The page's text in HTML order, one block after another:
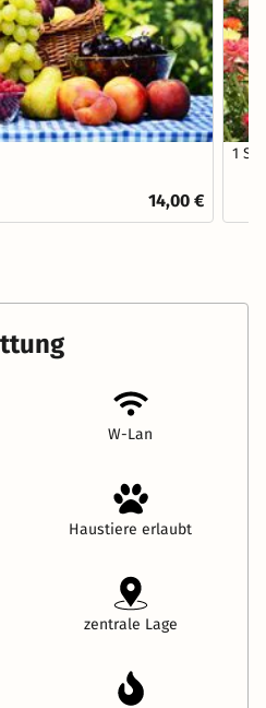
14,00 €
1
W-Lan
Haustiere erlaubt
zentrale Lage